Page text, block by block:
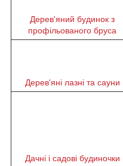
Дерев'яний будинок з
профільованого бруса
Дерев'яні лазні та сауни
Дачні і садові будиночки